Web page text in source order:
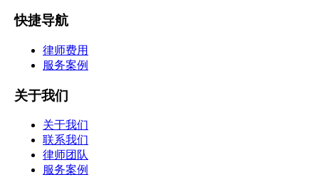
快捷导航
律师费用
服务案例
关于我们
关于我们
联系我们
律师团队
服务案例